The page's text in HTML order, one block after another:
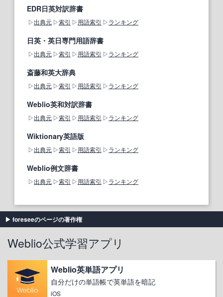
EDR日英対訳辞書
出典元 索引 用語索引 ランキング
日英・英日専門用語辞書
出典元 索引 用語索引 ランキング
斎藤和英大辞典
出典元 索引 用語索引 ランキング
Weblio英和対訳辞書
出典元 索引 用語索引 ランキング
Wiktionary英語版
出典元 索引 用語索引 ランキング
Weblio例文辞書
出典元 索引 用語索引 ランキング
foreseeのページの著作権
Weblio公式学習アプリ
Weblio英単語アプリ
自分だけの単語帳で英単語を暗記
iOS